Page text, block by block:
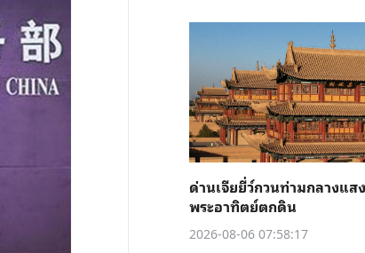
ด่านเจียยี่ว์กวนท่ามกลางแสง
พระอาทิตย์ตกดิน
2026-08-06 07:58:17